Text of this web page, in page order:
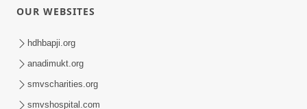
OUR WEBSITES
hdhbapji.org
anadimukt.org
smvscharities.org
smvshospital.com